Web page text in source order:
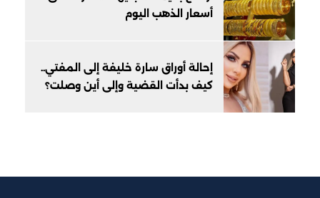
أسعار الذهب اليوم
إحالة أوراق سارة خليفة إلى المفتي..
كيف بدأت القضية وإلى أين وصلت؟